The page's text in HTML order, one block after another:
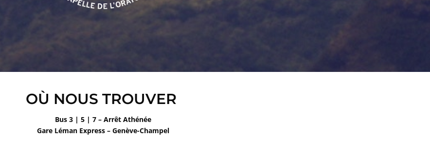
OÙ NOUS TROUVER
Bus 3 | 5 | 7 – Arrêt Athénée
Gare Léman Express – Genève-Champel